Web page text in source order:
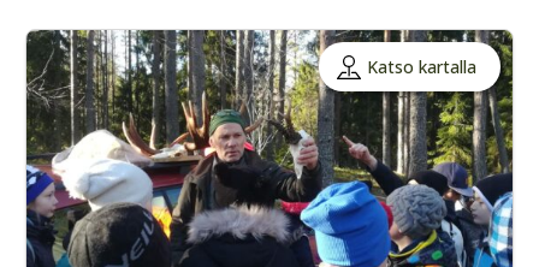
Katso kartalla